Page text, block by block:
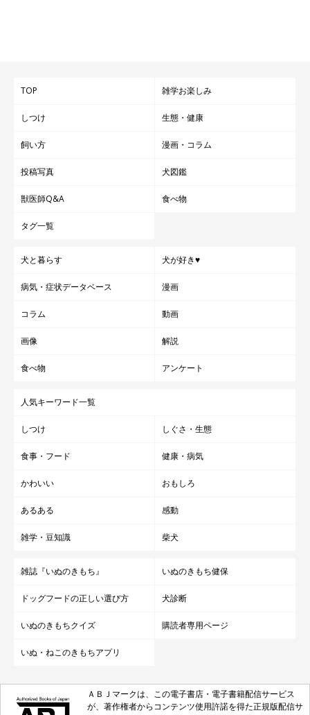
TOP 雑学お楽しみ
しつけ 生態・健康
飼い方 漫画・コラム
投稿写真 犬図鑑
獣医師Q&A 食べ物
タグ一覧
犬と暮らす 犬が好き♥
病気・症状データベース 漫画
コラム 動画
画像 解説
食べ物 アンケート
人気キーワード一覧
しつけ しぐさ・生態
食事・フード 健康・病気
かわいい おもしろ
あるある 感動
雑学・豆知識 柴犬
雑誌『いぬのきもち』 いぬのきもち健保
ドッグフードの正しい選び方 犬診断
いぬのきもちクイズ 購読者専用ページ
いぬ・ねこのきもちアプリ
ＡＢＪマークは、この電子書店・電子書籍配信サービス
が、著作権者からコンテンツ使用許諾を得た正規版配信サ